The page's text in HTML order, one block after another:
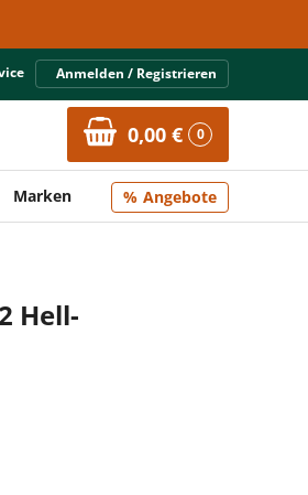
Anmelden / Registrieren
0,00 € 0
Marken Angebote
Hell-